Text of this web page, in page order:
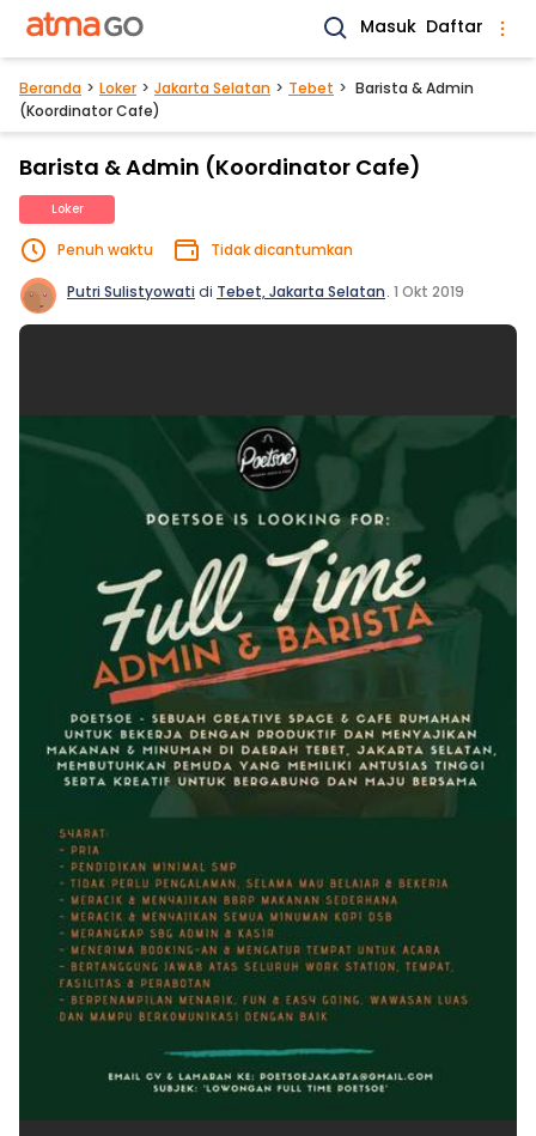
Masuk Daftar
Beranda Loker Jakarta Selatan Tebet
Barista & Admin
(Koordinator Cafe)
Barista & Admin (Koordinator Cafe)
Loker
Penuh waktu Tidak dicantumkan
Putri Sulistyowatidi Tebet, Jakarta Selatan. 1 Okt 2019